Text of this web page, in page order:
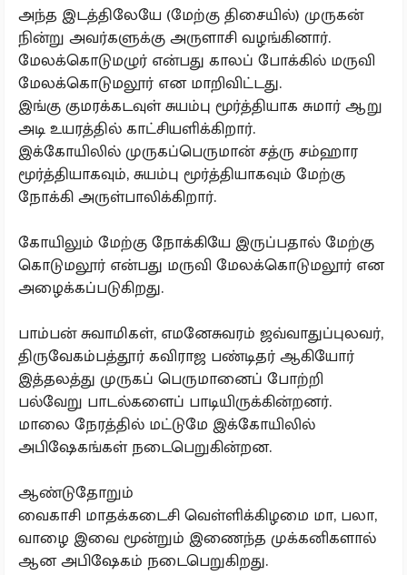
அந்த இடத்திலேயே (மேற்கு திசையில்) முருகன்
நின்று அவர்களுக்கு அருளாசி வழங்கினார்.
மேலக்கொடுமழுர் என்பது காலப் போக்கில் மருவி
மேலக்கொடுமலூர் என மாறிவிட்டது.
இங்கு குமரக்கடவுள் சுயம்பு மூர்த்தியாக சுமார் ஆறு
அடி உயரத்தில் காட்சியளிக்கிறார்.
இக்கோயிலில் முருகப்பெருமான் சத்ரு சம்ஹார
மூர்த்தியாகவும், சுயம்பு மூர்த்தியாகவும் மேற்கு
நோக்கி அருள்பாலிக்கிறார்.
கோயிலும் மேற்கு நோக்கியே இருப்பதால் மேற்கு
கொடுமலூர் என்பது மருவி மேலக்கொடுமலூர் என
அழைக்கப்படுகிறது.
பாம்பன் சுவாமிகள், எமனேசுவரம் ஜவ்வாதுப்புலவர்,
திருவேகம்பத்தூர் கவிராஜ பண்டிதர் ஆகியோர்
இத்தலத்து முருகப் பெருமானைப் போற்றி
பல்வேறு பாடல்களைப் பாடியிருக்கின்றனர்.
மாலை நேரத்தில் மட்டுமே இக்கோயிலில்
அபிஷேகங்கள் நடைபெறுகின்றன.
ஆண்டுதோறும்
வைகாசி மாதக்கடைசி வெள்ளிக்கிழமை மா, பலா,
வாழை இவை மூன்றும் இணைந்த முக்கனிகளால்
ஆன அபிஷேகம் நடைபெறுகிறது.